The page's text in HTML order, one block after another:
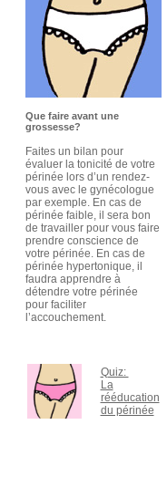
Que faire avant une
grossesse?
Faites un bilan pour
évaluer la tonicité de votre
périnée lors d’un rendez-
vous avec le gynécologue
par exemple. En cas de
périnée faible, il sera bon
de travailler pour vous faire
prendre conscience de
votre périnée. En cas de
périnée hypertonique, il
faudra apprendre à
détendre votre périnée
pour faciliter
l’accouchement.
Quiz:
La
rééducation
du périnée